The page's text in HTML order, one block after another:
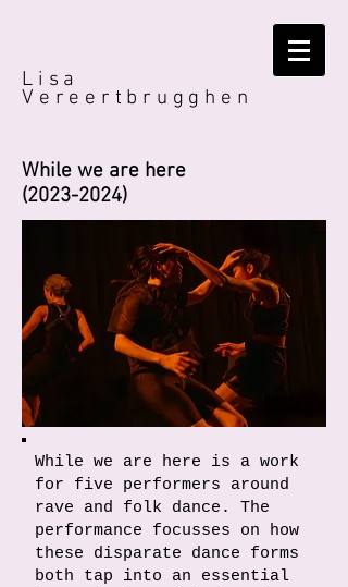
Lisa
Vereertbrugghen
While we are here
(2023-2024)
While we are here is a work
for five performers around
rave and folk dance. The
performance focusses on how
these disparate dance forms
both tap into an essential